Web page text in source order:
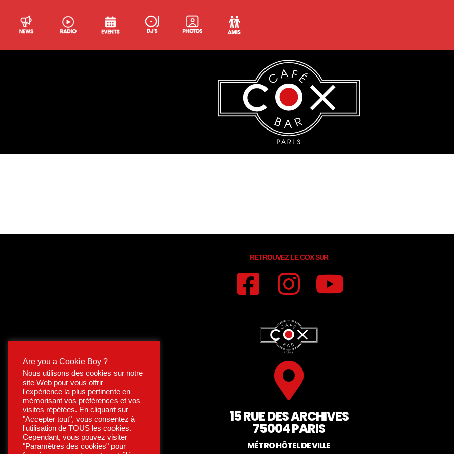
RETROUVEZ LE COX SUR
15 RUE DES ARCHIVES
75004 PARIS
MÉTRO HÔTEL DE VILLE
Are you a Cookie Boy ?
Nous utilisons des cookies sur notre
site Web pour vous offrir
l'expérience la plus pertinente en
mémorisant vos préférences et vos
visites répétées. En cliquant sur
"Accepter tout", vous consentez à
l'utilisation de TOUS les cookies.
Cependant, vous pouvez visiter
"Paramètres des cookies" pour